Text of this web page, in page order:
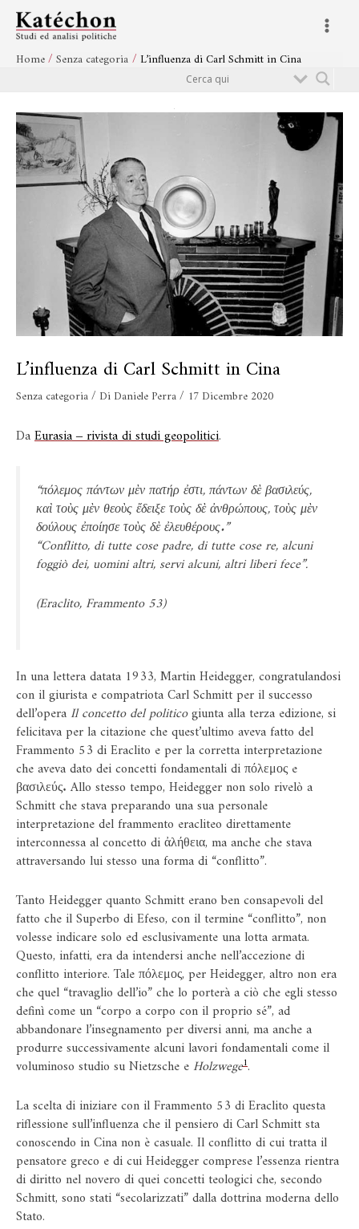
contenuto
Main
Home Senza categoria L’influenza di Carl Schmitt in Cina
L’influenza di Carl Schmitt in Cina
Senza categoria/ Di Daniele Perra/ 17 Dicembre 2020
DaEurasia ‒ rivista di studi geopolitici.
“πόλεμος πάντων μὲν πατήρ ἐστι, πάντων δὲ βασιλεύς,
καὶ τοὺς μὲν θεοὺς ἔδειξε τοὺς δὲ ἀνθρώπους, τοὺς μὲν
δούλους ἐποίησε τοὺς δὲ ἐλευθέρους.”
“Conflitto, di tutte cose padre, di tutte cose re, alcuni
foggiò dei, uomini altri, servi alcuni, altri liberi fece”.
(Eraclito, Frammento 53)
In una lettera datata 1933, Martin Heidegger, congratulandosi
con il giurista e compatriota Carl Schmitt per il successo
dell’opera Il concetto del politicogiunta alla terza edizione, si
felicitava per la citazione che quest’ultimo aveva fatto del
Frammento 53 di Eraclito e per la corretta interpretazione
che aveva dato dei concetti fondamentali di πόλεμος e
βασιλεύς. Allo stesso tempo, Heidegger non solo rivelò a
Schmitt che stava preparando una sua personale
interpretazione del frammento eracliteo direttamente
interconnessa al concetto di ἀλήθεια, ma anche che stava
attraversando lui stesso una forma di “conflitto”.
Tanto Heidegger quanto Schmitt erano ben consapevoli del
fatto che il Superbo di Efeso, con il termine “conflitto”, non
volesse indicare solo ed esclusivamente una lotta armata.
Questo, infatti, era da intendersi anche nell’accezione di
conflitto interiore. Tale πόλεμος, per Heidegger, altro non era
che quel “travaglio dell’io” che lo porterà a ciò che egli stesso
definì come un “corpo a corpo con il proprio sé”, ad
abbandonare l’insegnamento per diversi anni, ma anche a
produrre successivamente alcuni lavori fondamentali come il
voluminoso studio su Nietzsche eHolzwege1.
La scelta di iniziare con il Frammento 53 di Eraclito questa
riflessione sull’influenza che il pensiero di Carl Schmitt sta
conoscendo in Cina non è casuale. Il conflitto di cui tratta il
pensatore greco e di cui Heidegger comprese l’essenza rientra
di diritto nel novero di quei concetti teologici che, secondo
Schmitt, sono stati “secolarizzati” dalla dottrina moderna dello
Stato.
Navigazione
articoli